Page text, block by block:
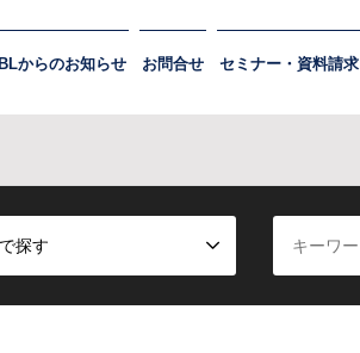
からのお知らせ お問合せ セミナー・資料請求
探す